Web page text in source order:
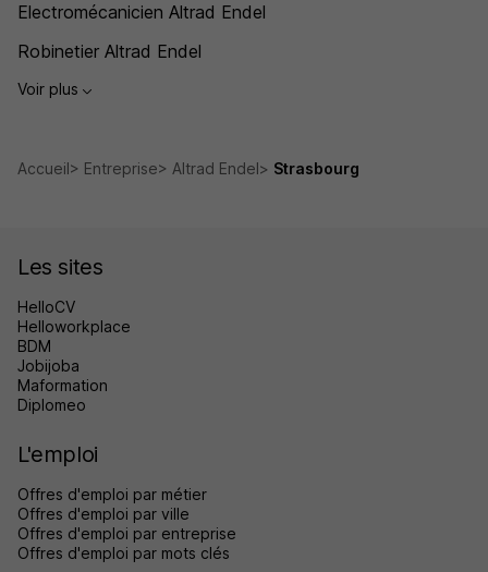
Electromécanicien Altrad Endel
Robinetier Altrad Endel
Voir plus
Accueil Entreprise Altrad Endel Strasbourg
Les sites
HelloCV
Helloworkplace
BDM
Jobijoba
Maformation
Diplomeo
L'emploi
Offres d'emploi par métier
Offres d'emploi par ville
Offres d'emploi par entreprise
Offres d'emploi par mots clés